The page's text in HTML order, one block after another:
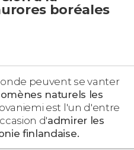
boréales
peuvent se vanter
naturels les
est l'un d'entre
d'admirer les
finlandaise.